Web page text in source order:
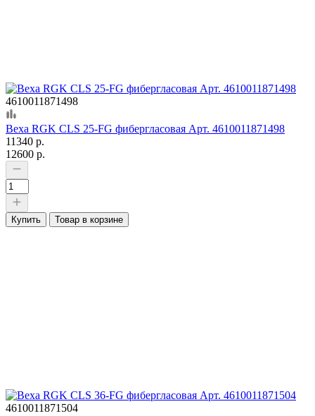
4610011871498
Веха RGK CLS 25-FG фибергласовая Арт. 4610011871498
11340 р.
12600 р.
Купить Товар в корзине
4610011871504